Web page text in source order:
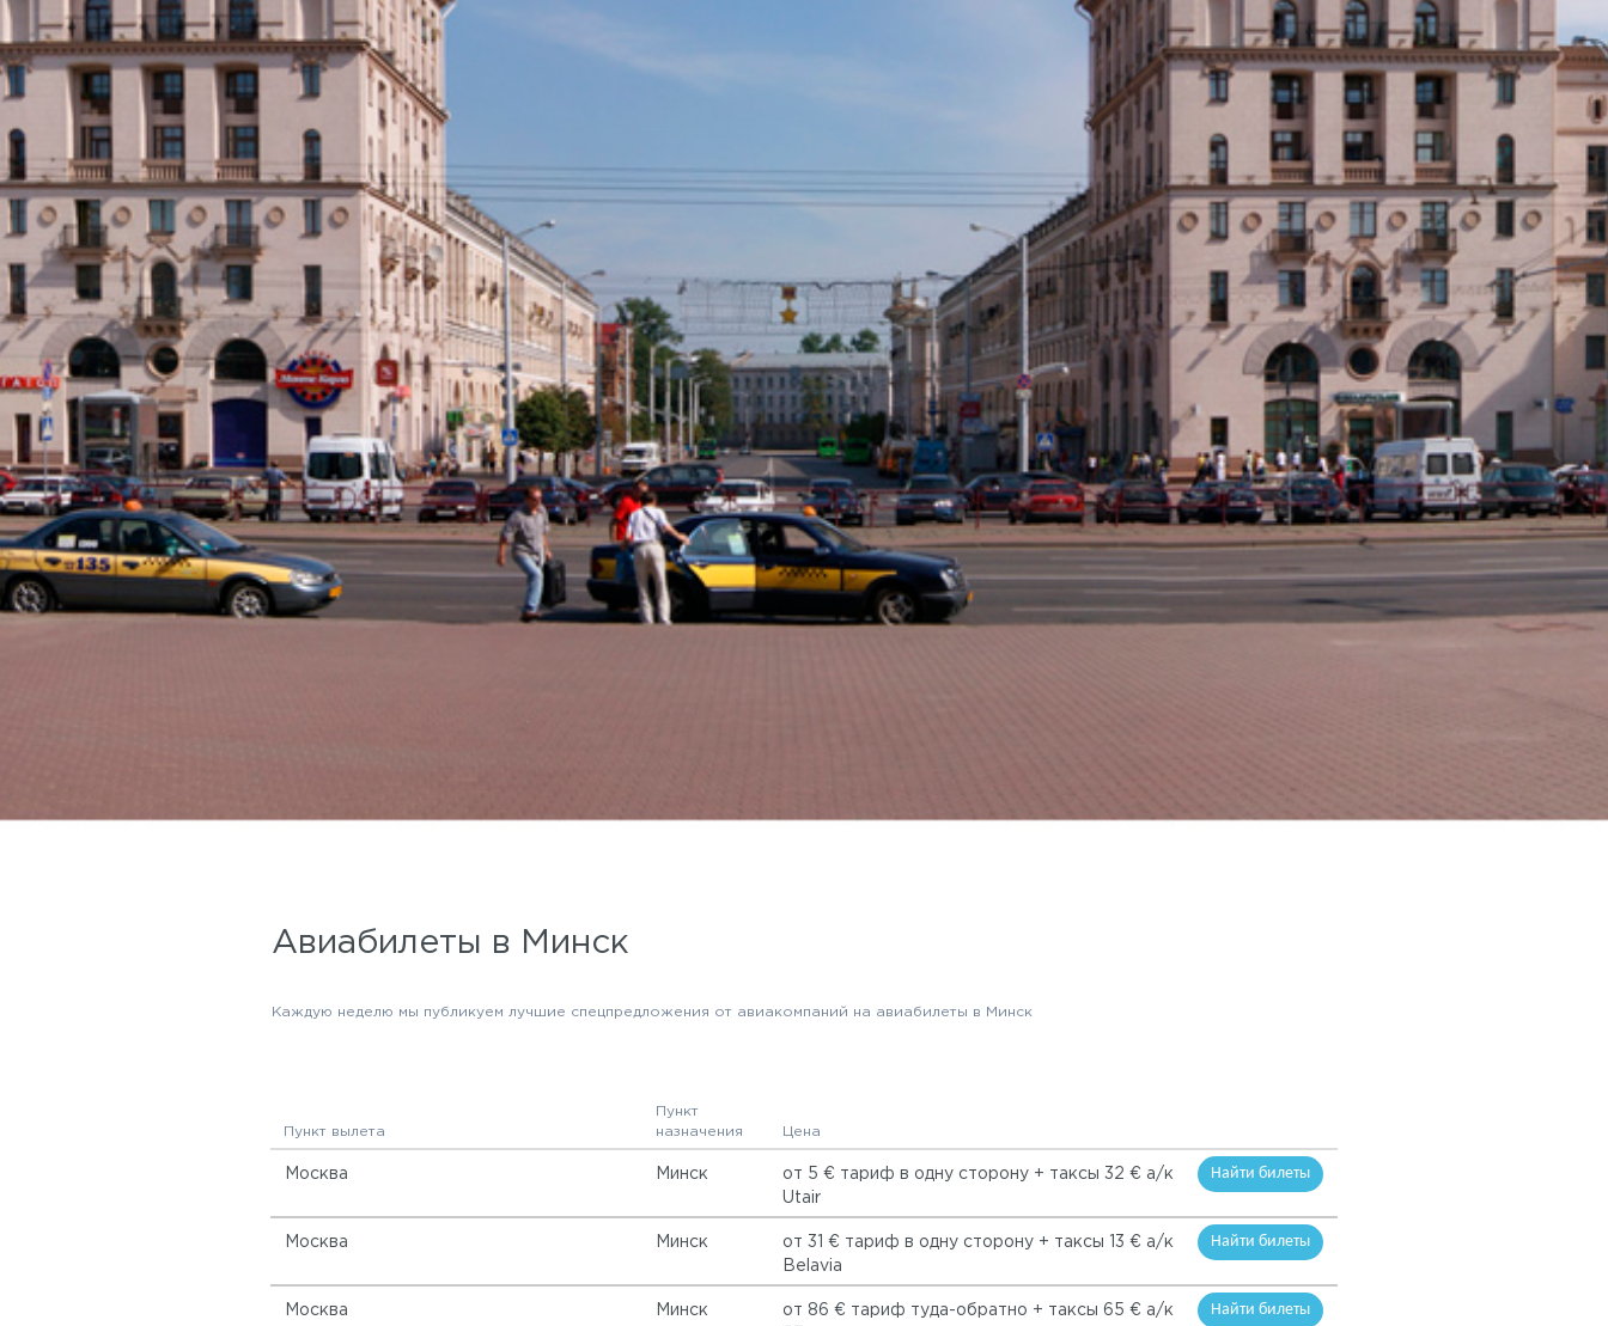
Авиабилеты в Минск
Каждую неделю мы публикуем лучшие спецпредложения от авиакомпаний на авиабилеты в Минск
Пункт вылета
Пункт
назначения
Цена
Москва Минск
от 5 € тариф в одну сторону + таксы 32 € а/к
Utair
Найти билеты
Москва Минск
от 31 € тариф в одну сторону + таксы 13 € а/к
Belavia
Найти билеты
Москва Минск
от 86 € тариф туда-обратно + таксы 65 € а/к
Найти билеты